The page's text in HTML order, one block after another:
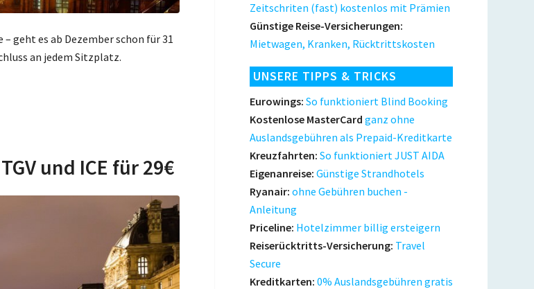
geht es ab Dezember schon für 31
an jedem Sitzplatz.
und ICE für 29€
Zeitschriten (fast) kostenlos mit Prämien
Günstige Reise-Versicherungen:
Mietwagen, Kranken, Rücktrittskosten
UNSERE TIPPS & TRICKS
Eurowings: So funktioniert Blind Booking
Kostenlose MasterCard ganz ohne
Auslandsgebühren als Prepaid-Kreditkarte
Kreuzfahrten: So funktioniert JUST AIDA
Eigenanreise: Günstige Strandhotels
Ryanair: ohne Gebühren buchen -
Anleitung
Priceline: Hotelzimmer billig ersteigern
Reiserücktritts-Versicherung: Travel
Secure
Kreditkarten: 0% Auslandsgebühren gratis